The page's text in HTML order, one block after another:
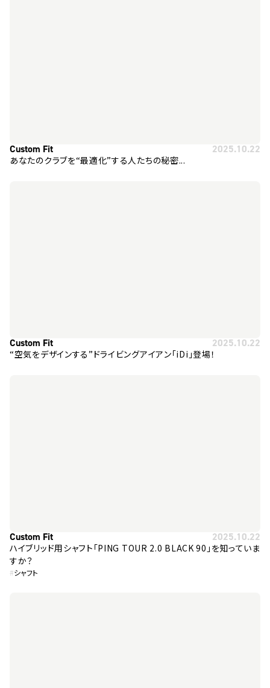
Custom Fit 2025.10.22
あなたのクラブを“最適化”する人たちの秘密...
Custom Fit 2025.10.22
“空気をデザインする”ドライビングアイアン「iDi」登場！
Custom Fit 2025.10.22
ハイブリッド用シャフト「PING TOUR 2.0 BLACK 90」を知っていま
すか？
#シャフト